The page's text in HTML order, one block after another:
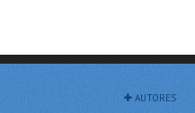
AUTORES